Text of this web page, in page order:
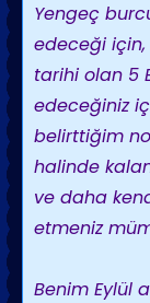
Yengeç
edeceği
tarihi olan 5
edeceğiniz
belirttiğim
halinde
ve daha
etmeniz
Benim Eylül